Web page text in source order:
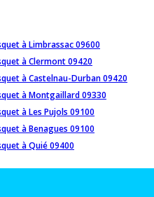
à Limbrassac 09600
à Clermont 09420
à Castelnau-Durban 09420
à Montgaillard 09330
à Les Pujols 09100
à Benagues 09100
à Quié 09400